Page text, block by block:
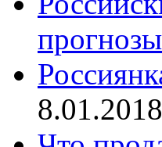
8.01.2018